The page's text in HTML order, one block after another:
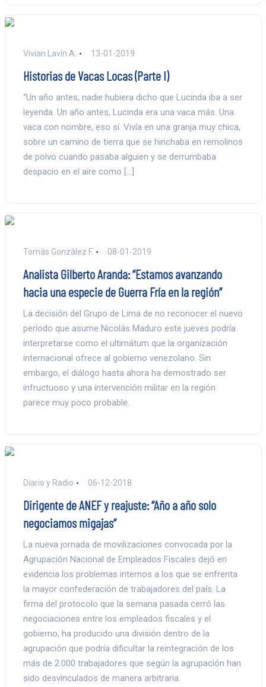
Vivian Lavín A. 13-01-2019
Historias de Vacas Locas (Parte I)
“Un año antes, nadie hubiera dicho que Lucinda iba a ser
leyenda. Un año antes, Lucinda era una vaca más. Una
vaca con nombre, eso sí. Vivía en una granja muy chica,
sobre un camino de tierra que se hinchaba en remolinos
de polvo cuando pasaba alguien y se derrumbaba
despacio en el aire como […]
Tomás González F. 08-01-2019
Analista Gilberto Aranda: “Estamos avanzando
hacia una especie de Guerra Fría en la región”
La decisión del Grupo de Lima de no reconocer el nuevo
período que asume Nicolás Maduro este jueves podría
interpretarse como el ultimátum que la organización
internacional ofrece al gobierno venezolano. Sin
embargo, el diálogo hasta ahora ha demostrado ser
infructuoso y una intervención militar en la región
parece muy poco probable.
Diario y Radio 06-12-2018
Dirigente de ANEF y reajuste: “Año a año solo
negociamos migajas”
La nueva jornada de movilizaciones convocada por la
Agrupación Nacional de Empleados Fiscales dejó en
evidencia los problemas internos a los que se enfrenta
la mayor confederación de trabajadores del país. La
firma del protocolo que la semana pasada cerró las
negociaciones entre los empleados fiscales y el
gobierno, ha producido una división dentro de la
agrupación que podría dificultar la reintegración de los
más de 2.000 trabajadores que según la agrupación han
sido desvinculados de manera arbitraria.